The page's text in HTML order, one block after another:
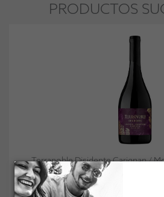
PRODUCTOS
Terranoble Disidente Carignan /